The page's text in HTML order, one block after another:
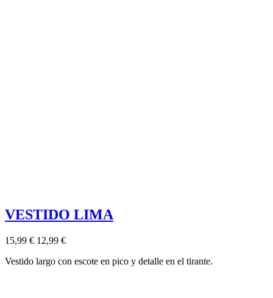
VESTIDO LIMA
15,99 € 12,99 €
Vestido largo con escote en pico y detalle en el tirante.